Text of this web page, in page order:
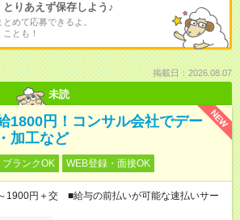
とりあえず保存しよう♪
めて応募できるよ。
とも！
掲載日：2026.08.07
未読
NEW
1800円！コンサル会社でデー
加工など
ブランクOK WEB登録・面接OK
1900円＋交 ■給与の前払いが可能な速払いサー